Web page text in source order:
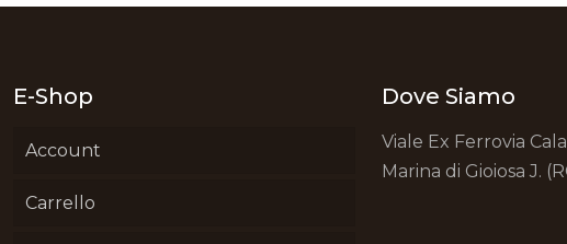
E-Shop
Account
Carrello
Dove Siamo
Viale Ex Ferrovia
Marina di Gioiosa J.